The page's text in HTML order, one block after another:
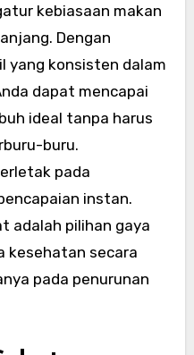
kebiasaan makan
Dengan
yang konsisten dalam
dapat mencapai
ideal tanpa harus
buru.
pada
instan.
adalah pilihan gaya
kesehatan secara
pada penurunan